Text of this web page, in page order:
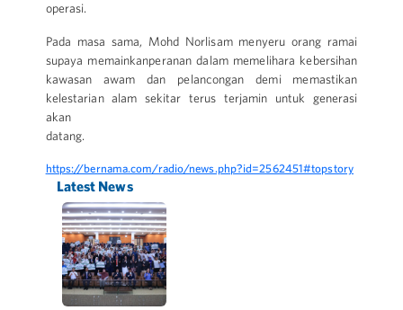
operasi.
Pada masa sama, Mohd Norlisam menyeru orang ramai
supaya memainkanperanan dalam memelihara kebersihan
kawasan awam dan pelancongan demi memastikan
kelestarian alam sekitar terus terjamin untuk generasi
akan
datang.
https://bernama.com/radio/news.php?id=2562451#topstory
Latest News